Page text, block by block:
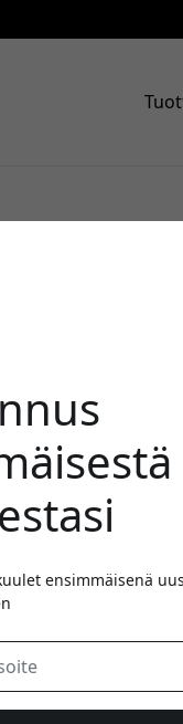
viljelyjärjestelmiä ja
Gardens -
yrttien, vihannesten
ensimmäisenä